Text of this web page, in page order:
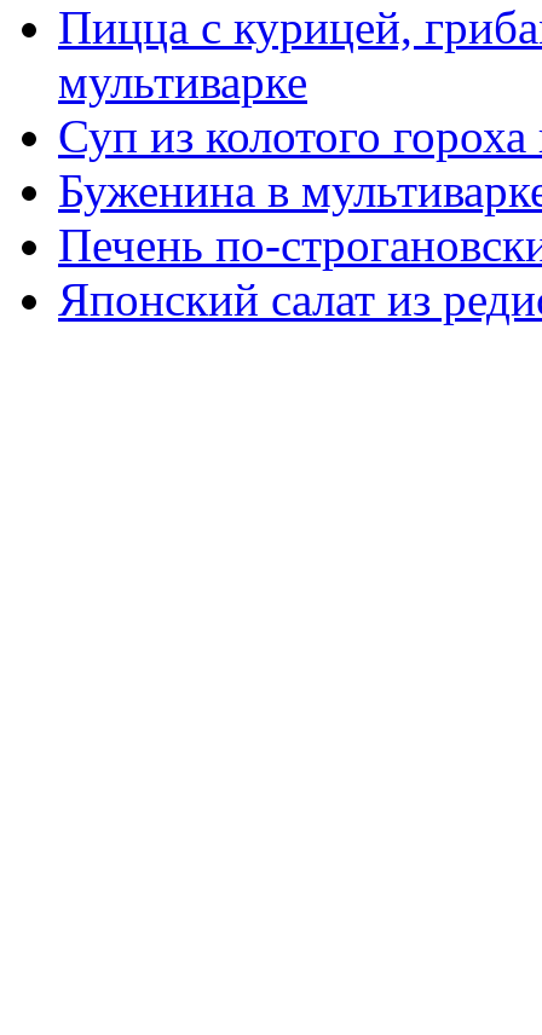
Пицца с курицей,
мультиварке
Суп из колотого
Буженина в
Печень по-
Японский салат из